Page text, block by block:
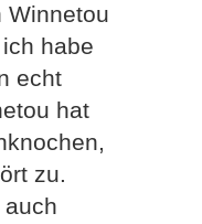
Winnetou
habe
echt
hat
zu.